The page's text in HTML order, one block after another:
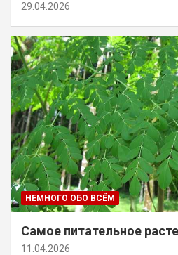
29.04.2026
НЕМНОГО ОБО ВСЁМ
Самое питательное
11.04.2026